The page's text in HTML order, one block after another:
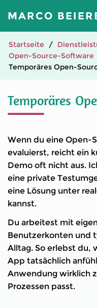
MARCO
Startseite
Open-Source-Software
Temporäres Open-
Temporäres
Wenn du eine Open-
evaluierst, reicht ein
Demo oft nicht aus.
eine private
eine Lösung unter
kannst.
Du arbeitest mit
Benutzerkonten und
Alltag. So erlebst du,
App tatsächlich
Anwendung wirklich
Prozessen passt.